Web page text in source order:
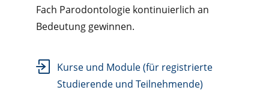
Fach Parodontologie kontinuierlich an
Bedeutung gewinnen.
Kurse und Module (für registrierte
Studierende und Teilnehmende)